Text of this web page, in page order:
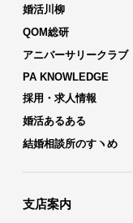
婚活川柳
QOM総研
アニバーサリークラブ
PA KNOWLEDGE
採用・求人情報
婚活あるある
結婚相談所のすヽめ
支店案内